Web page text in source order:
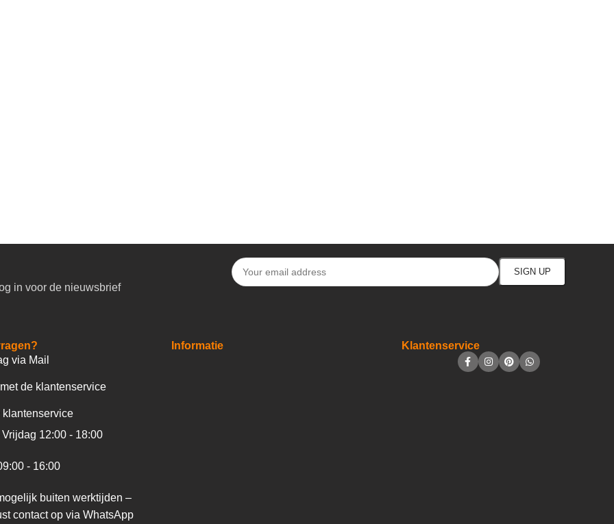
in voor de nieuwsbrief
via Mail
de klantenservice
klantenservice
12:00 - 18:00
- 16:00
buiten werktijden –
contact op via WhatsApp
Informatie Klantenservice